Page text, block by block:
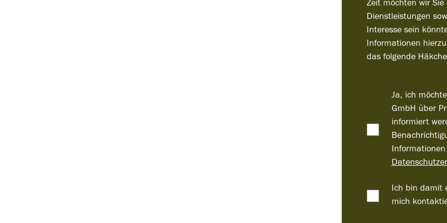
Zeit möchten wir
Dienstleistungen
Interesse sein
Informationen
das folgende
Ja, ich
GmbH über
informiert
Ich bin damit
mich